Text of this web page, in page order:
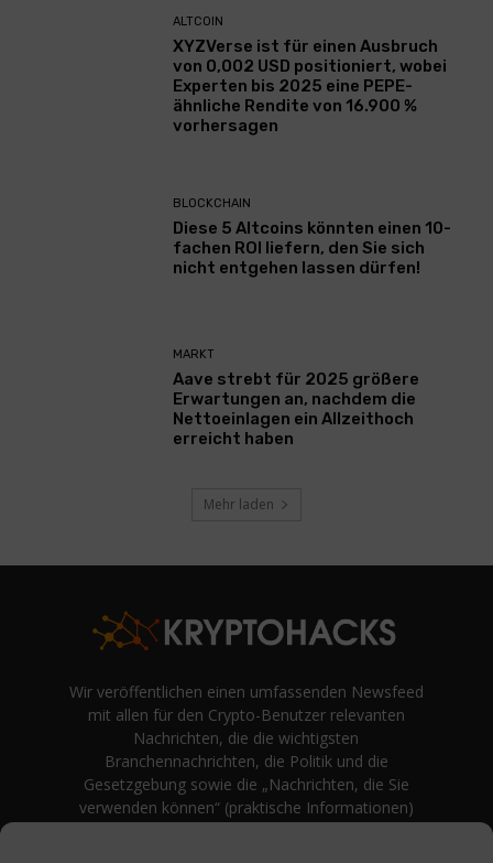
ALTCOIN
XYZVerse ist für einen Ausbruch
von 0,002 USD positioniert, wobei
Experten bis 2025 eine PEPE-
ähnliche Rendite von 16.900 %
vorhersagen
BLOCKCHAIN
Diese 5 Altcoins könnten einen 10-
fachen ROI liefern, den Sie sich
nicht entgehen lassen dürfen!
MARKT
Aave strebt für 2025 größere
Erwartungen an, nachdem die
Nettoeinlagen ein Allzeithoch
erreicht haben
Mehr laden
Wir veröffentlichen einen umfassenden Newsfeed
mit allen für den Crypto-Benutzer relevanten
Nachrichten, die die wichtigsten
Branchennachrichten, die Politik und die
Gesetzgebung sowie die „Nachrichten, die Sie
verwenden können“ (praktische Informationen)